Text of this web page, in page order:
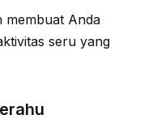
membuat Anda
seru yang